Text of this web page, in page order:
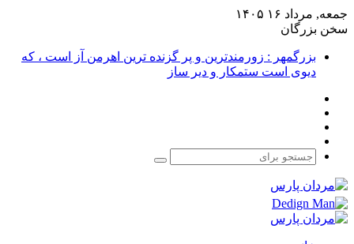
جمعه, مرداد ۱۶ ۱۴۰۵
سخن بزرگان
بزرگمهر : زورمندترین و پر گزنده ترین اهرمن آز است ، که
دیوی است ستمکار و دیر ساز
جستجو